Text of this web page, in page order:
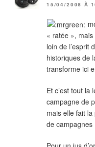
15/04/2008 À
« ratée »,
loin de l’esprit
historiques de
transforme ici
Et c’est tout
campagne de
mais elle fait la
de campagnes